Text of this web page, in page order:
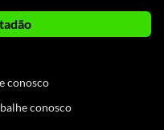
conosco
conosco